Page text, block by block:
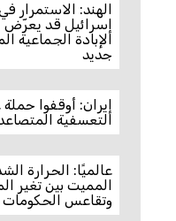
الهند: الاستمرار
إسرائيل قد يعرّض
الإبادة
جديد
إيران: أوقفوا
التعسفية
عالميًا: الحرارة
المميت بين تغير
وتقاعس الحكومات